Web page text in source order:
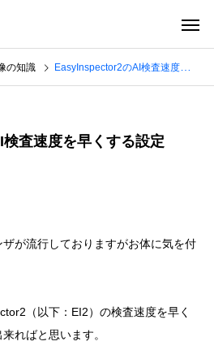
の知識 EasyInspector2のAI検査速度を早くする設定
査速度を早くする設定
が流行しておりますがお体に気を付
（以下：EI2）の検査速度を早く
ればと思います。